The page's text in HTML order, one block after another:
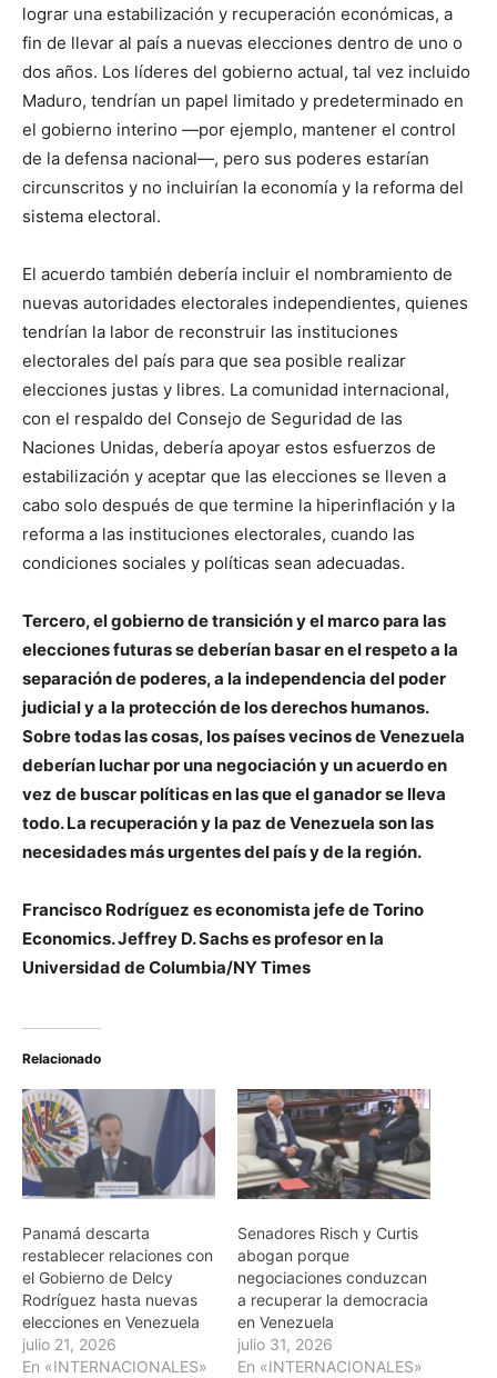
lograr una estabilización y recuperación económicas, a
fin de llevar al país a nuevas elecciones dentro de uno o
dos años. Los líderes del gobierno actual, tal vez incluido
Maduro, tendrían un papel limitado y predeterminado en
el gobierno interino —por ejemplo, mantener el control
de la defensa nacional—, pero sus poderes estarían
circunscritos y no incluirían la economía y la reforma del
sistema electoral.
El acuerdo también debería incluir el nombramiento de
nuevas autoridades electorales independientes, quienes
tendrían la labor de reconstruir las instituciones
electorales del país para que sea posible realizar
elecciones justas y libres. La comunidad internacional,
con el respaldo del Consejo de Seguridad de las
Naciones Unidas, debería apoyar estos esfuerzos de
estabilización y aceptar que las elecciones se lleven a
cabo solo después de que termine la hiperinflación y la
reforma a las instituciones electorales, cuando las
condiciones sociales y políticas sean adecuadas.
Tercero, el gobierno de transición y el marco para las
elecciones futuras se deberían basar en el respeto a la
separación de poderes, a la independencia del poder
judicial y a la protección de los derechos humanos.
Sobre todas las cosas, los países vecinos de Venezuela
deberían luchar por una negociación y un acuerdo en
vez de buscar políticas en las que el ganador se lleva
todo. La recuperación y la paz de Venezuela son las
necesidades más urgentes del país y de la región.
Francisco Rodríguez es economista jefe de Torino
Economics. Jeffrey D. Sachs es profesor en la
Universidad de Columbia/NY Times
Relacionado
Panamá descarta
restablecer relaciones con
el Gobierno de Delcy
Rodríguez hasta nuevas
elecciones en Venezuela
julio 21, 2026
En «INTERNACIONALES»
Senadores Risch y Curtis
abogan porque
negociaciones conduzcan
a recuperar la democracia
en Venezuela
julio 31, 2026
En «INTERNACIONALES»